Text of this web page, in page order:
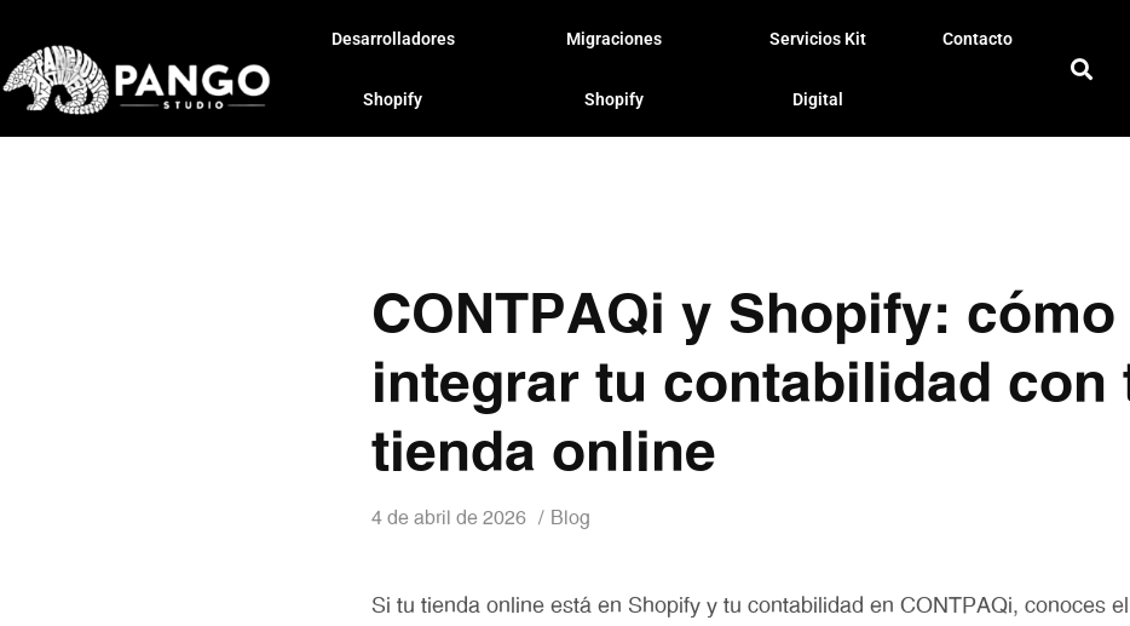
Desarrolladores
Shopify
Migraciones
Shopify
Servicios Kit
Digital
Contacto
CONTPAQi y Shopify: cómo
integrar tu contabilidad con
tienda online
4 de abril de 2026 Blog
Si tu tienda online está en Shopify y tu contabilidad en CONTPAQi, conoces